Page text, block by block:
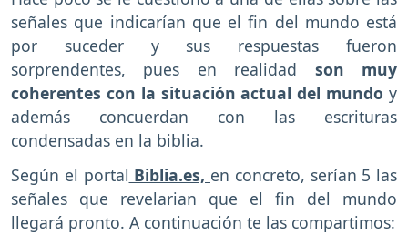
señales que indicarían que el fin del mundo está
por suceder y sus respuestas fueron
sorprendentes, pues en realidad son muy
coherentes con la situación actual del mundo y
además concuerdan con las escrituras
condensadas en la biblia.
Según el portal Biblia.es, en concreto, serían 5 las
señales que revelarian que el fin del mundo
llegará pronto. A continuación te las compartimos: